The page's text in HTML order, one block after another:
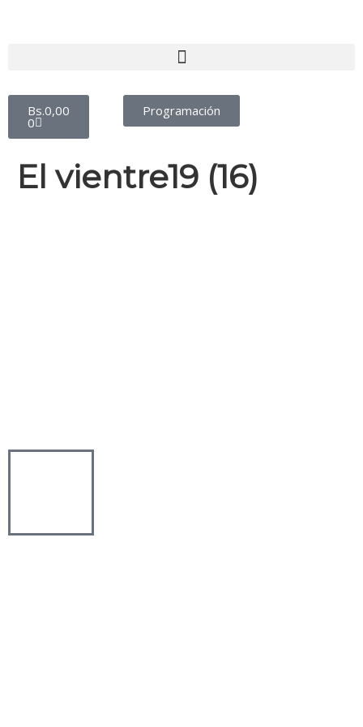
Programación
Bs.0,00
0
El vientre19 (16)